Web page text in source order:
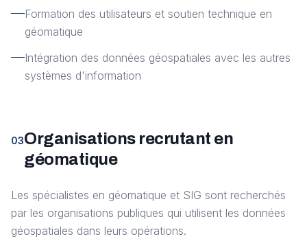
Formation des utilisateurs et soutien technique en
géomatique
Intégration des données géospatiales avec les autres
systèmes d'information
03Organisations recrutant en
géomatique
Les spécialistes en géomatique et SIG sont recherchés
par les organisations publiques qui utilisent les données
géospatiales dans leurs opérations.